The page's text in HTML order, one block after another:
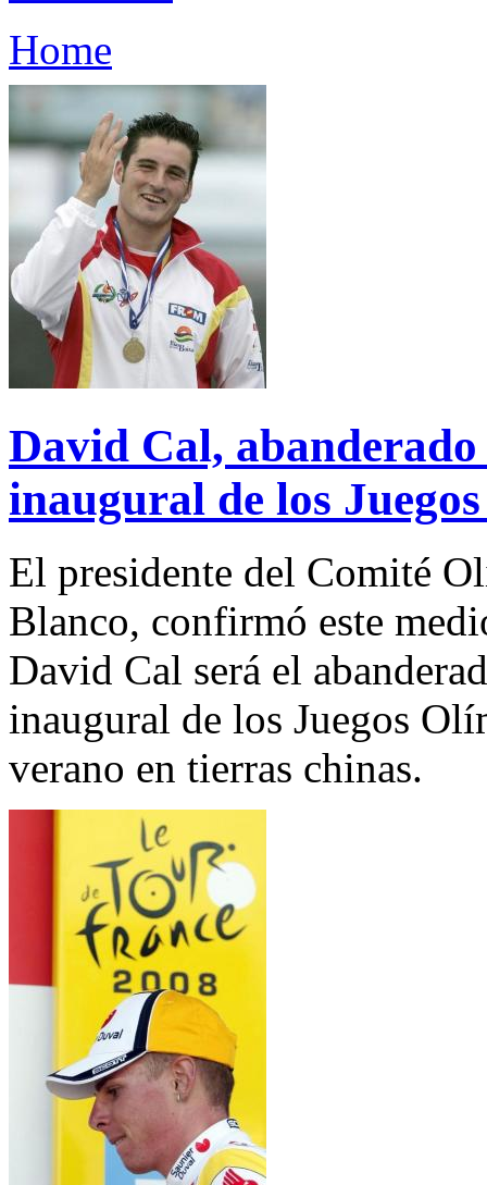
Home
David Cal,
inaugural de los
El presidente del Comité
Blanco, confirmó este
David Cal será el
inaugural de los Juegos
verano en tierras chinas.